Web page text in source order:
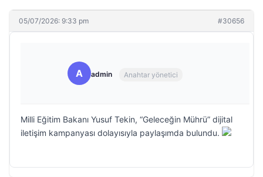
05/07/2026: 9:33 pm #30656
A admin Anahtar yönetici
Milli Eğitim Bakanı Yusuf Tekin, “Geleceğin Mührü” dijital
iletişim kampanyası dolayısıyla paylaşımda bulundu.